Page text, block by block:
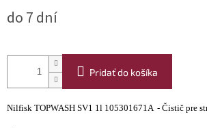
cena:
do 7 dní
Pridať do košíka
Nilfisk TOPWASH SV1 1l 105301671A - Čistič pre